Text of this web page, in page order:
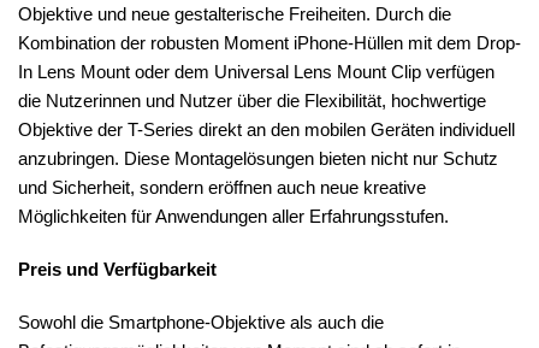
Objektive und neue gestalterische Freiheiten. Durch die
Kombination der robusten Moment iPhone-Hüllen mit dem Drop-
In Lens Mount oder dem Universal Lens Mount Clip verfügen
die Nutzerinnen und Nutzer über die Flexibilität, hochwertige
Objektive der T-Series direkt an den mobilen Geräten individuell
anzubringen. Diese Montagelösungen bieten nicht nur Schutz
und Sicherheit, sondern eröffnen auch neue kreative
Möglichkeiten für Anwendungen aller Erfahrungsstufen.
Preis und Verfügbarkeit
Sowohl die Smartphone-Objektive als auch die